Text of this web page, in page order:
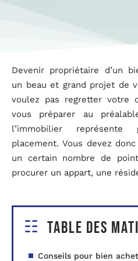
Devenir propriétaire d’un
un beau et grand projet de
voulez pas regretter votre
vous préparer au
l’immobilier
placement. Vous devez
un certain nombre de
procurer un appart, une
Table des
Conseils pour bien